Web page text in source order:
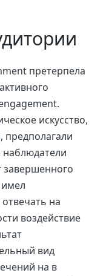
претерпела
искусство,
предполагали
наблюдатели
завершенного
на
воздействие
вид
на в